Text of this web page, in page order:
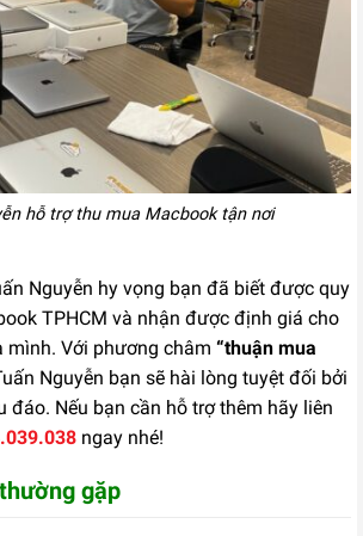
hỗ trợ thu mua Macbook tận nơi
Nguyễn hy vọng bạn đã biết được quy
TPHCM và nhận được định giá cho
mình. Với phương châm “thuận mua
Nguyễn bạn sẽ hài lòng tuyệt đối bởi
đáo. Nếu bạn cần hỗ trợ thêm hãy liên
ngay nhé!
gặp